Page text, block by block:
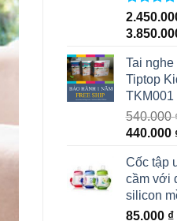
Rated
out of 5
Tai
Tiptop
TKM001
540.000
440.000
Cốc tập
cầm với
silicon
85.000 ₫